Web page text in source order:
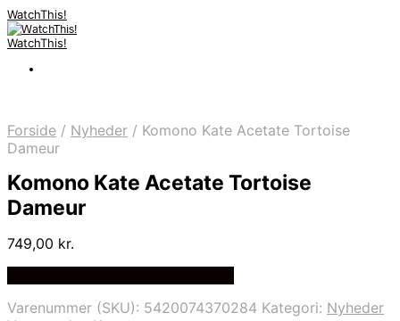
WatchThis!
WatchThis!
Forside / Nyheder / Komono Kate Acetate Tortoise
Dameur
Komono Kate Acetate Tortoise
Dameur
749,00 kr.
Varenummer (SKU): 5420074370284 Kategori: Nyheder